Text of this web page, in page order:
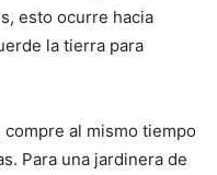
esto ocurre hacia
la tierra para
al mismo tiempo
Para una jardinera de